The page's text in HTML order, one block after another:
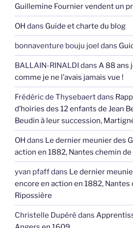
Guillemine Fournier vendent un
OH dans Guide et charte du blog
bonnaventure bouju joel dans
BALLAIN-RINALDI dans A 88 ans
comme je ne l’avais jamais vue !
Frédéric de Thysebaertdans
d’hoiries des 12 enfants de Jean
Beudin à leur succession,
OH dans Le dernier meunier des
action en 1882, Nantes chemin
yvan pfaffdans Le dernier
encore en action en 1882, Nantes
Ripossière
Christelle Dupéré dans